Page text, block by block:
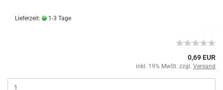
Lieferzeit: 1-3 Tage
0,69 EUR
inkl. 19% MwSt. zzgl. Versand